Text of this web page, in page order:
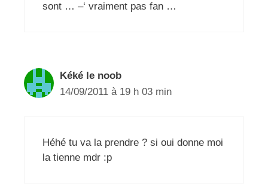
sont … –‘ vraiment pas fan …
Kéké le noob
14/09/2011 à 19 h 03 min
Héhé tu va la prendre ? si oui donne moi
la tienne mdr :p